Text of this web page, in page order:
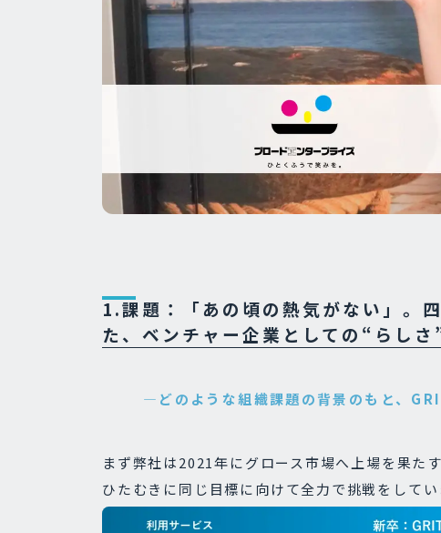
1.課題：
「あの頃の熱気がない」。
た、ベンチャー企業としての“らしさ
―どのような組織課題の背景のもと、
まず弊社は2021年にグロース市場へ上場を果た
ひたむきに同じ目標に向けて全力で挑戦をしてい